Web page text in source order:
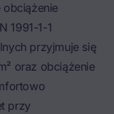
obciążenie
1991-1-1
przyjmuje się
oraz obciążenie
przy